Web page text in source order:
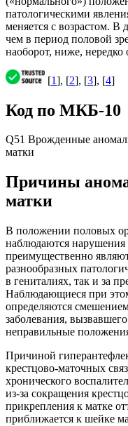
патологическими
меняется с возрастом. В
чем в период половой
наоборот, ниже, нередко
[1], [2], [3], [4]
Код по МКБ-10
Q51 Врожденные
матки
Причины
матки
В положении половых
наблюдаются
преимущественно
разнообразных
в гениталиях, так и за
Наблюдающиеся при
определяются
заболевания,
неправильные
Причиной
крестцово-маточных
хронического
из-за сокращения
прикрепления к матке
приближается к шейке